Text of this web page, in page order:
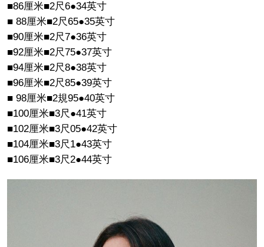
■86厘米■2尺6●34英寸
■ 88厘米■2尺65●35英寸
■90厘米■2尺7●36英寸
■92厘米■2尺75●37英寸
■94厘米■2尺8●38英寸
■96厘米■2尺85●39英寸
■ 98厘米■2規95●40英寸
■100厘米■3尺 ●41英寸
■102厘米■3尺05●42英寸
■104厘米■3尺 1●43英寸
■106厘米■3尺2●44英寸